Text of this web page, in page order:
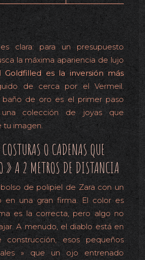
clara: para un presupuesto
la máxima apariencia de lujo
Goldfilled es la inversión más
de cerca por el Vermeil.
baño de oro es el primer paso
una colección de joyas que
tu imagen.
O CADENAS QUE
» A 2 METROS DE DISTANCIA
de polipiel de Zara con un
en una gran firma. El color es
es la correcta, pero algo no
A menudo, el diablo está en
esos pequeños
» que un ojo entrenado